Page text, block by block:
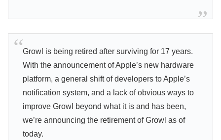
Growl is being retired after surviving for 17 years.
With the announcement of Apple’s new hardware
platform, a general shift of developers to Apple’s
notification system, and a lack of obvious ways to
improve Growl beyond what it is and has been,
we’re announcing the retirement of Growl as of
today.